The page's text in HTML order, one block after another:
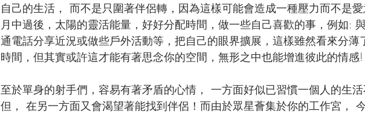
自己的生活， 而不是只圍著伴侶轉，因為這樣可能會造成一種壓力而不是
月中過後，太陽的靈活能量，好好分配時間，做一些自己喜歡的事，例如:
通電話分享近況或做些戶外活動等，把自己的眼界擴展，這樣雖然看來分薄
時間，但其實或許這才能有著思念你的空間，無形之中也能增進彼此的情感!
至於單身的射手們，容易有著矛盾的心情， 一方面好似已習慣一個人的生活
但， 在另一方面又會渴望著能找到伴侶！而由於眾星薈集於你的工作宮，